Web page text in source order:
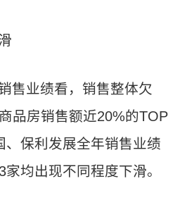
售业绩看，销售整体欠
品房销售额近20%的TOP
、保利发展全年销售业绩
均出现不同程度下滑。